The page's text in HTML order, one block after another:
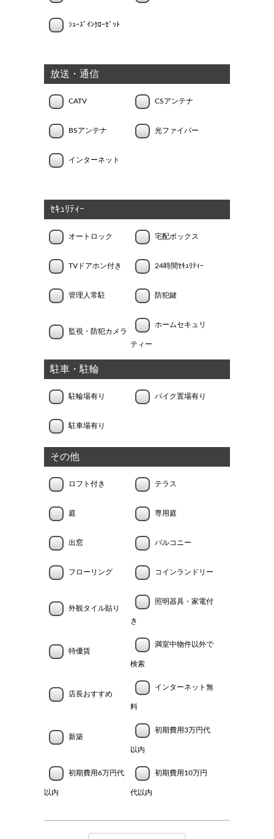
ｼｭｰｽﾞｲﾝｸﾛｰｾﾞｯﾄ
放送・通信
CATV CSアンテナ
BSアンテナ 光ファイバー
インターネット
ｾｷｭﾘﾃｨｰ
オートロック 宅配ボックス
TVドアホン付き 24時間ｾｷｭﾘﾃｨｰ
管理人常駐 防犯鍵
監視・防犯カメラ
ホームセキュリ
ティー
駐車・駐輪
駐輪場有り バイク置場有り
駐車場有り
その他
ロフト付き テラス
庭 専用庭
出窓 バルコニー
フローリング コインランドリー
外観タイル貼り
照明器具・家電付
き
特優賃
満室中物件以外で
検索
店長おすすめ
インターネット無
料
新築
初期費用3万円代
以内
初期費用6万円代
以内
初期費用10万円
代以内